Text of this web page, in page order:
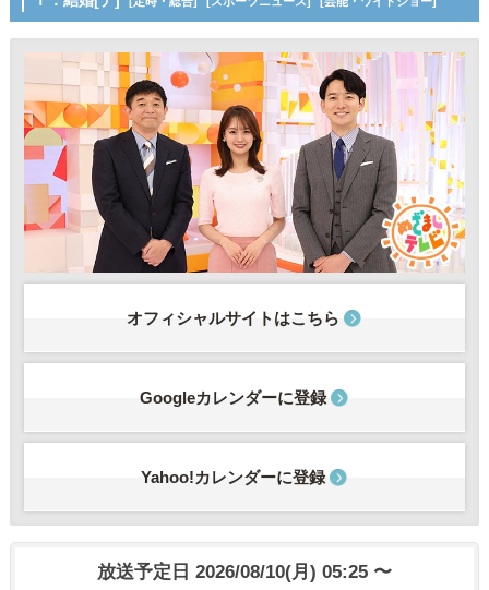
オフィシャルサイトはこちら
Googleカレンダーに登録
Yahoo!カレンダーに登録
放送予定日 2026/08/10(月) 05:25 〜